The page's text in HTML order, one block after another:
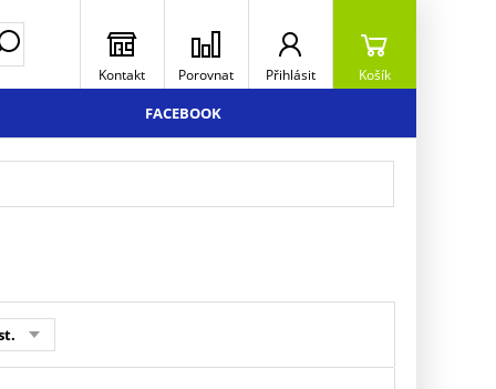
Kontakt Porovnat Přihlásit Košík
FACEBOOK